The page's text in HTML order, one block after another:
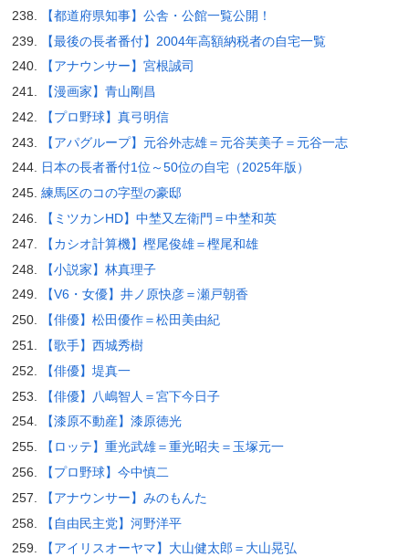
【都道府県知事】公舎・公館一覧公開！
【最後の長者番付】2004年高額納税者の自宅一覧
【アナウンサー】宮根誠司
【漫画家】青山剛昌
【プロ野球】真弓明信
【アパグループ】元谷外志雄＝元谷芙美子＝元谷一志
日本の長者番付1位～50位の自宅（2025年版）
練馬区のコの字型の豪邸
【ミツカンHD】中埜又左衛門＝中埜和英
【カシオ計算機】樫尾俊雄＝樫尾和雄
【小説家】林真理子
【V6・女優】井ノ原快彦＝瀬戸朝香
【俳優】松田優作＝松田美由紀
【歌手】西城秀樹
【俳優】堤真一
【俳優】八嶋智人＝宮下今日子
【漆原不動産】漆原徳光
【ロッテ】重光武雄＝重光昭夫＝玉塚元一
【プロ野球】今中慎二
【アナウンサー】みのもんた
【自由民主党】河野洋平
【アイリスオーヤマ】大山健太郎＝大山晃弘